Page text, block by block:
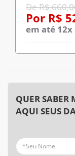
De R$
Por R$
em até 12x
QUER SABER
AQUI SEUS